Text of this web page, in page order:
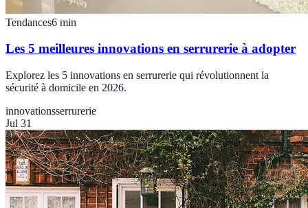
Tendances6 min
Les 5 meilleures innovations en serrurerie à adopter
Explorez les 5 innovations en serrurerie qui révolutionnent la
sécurité à domicile en 2026.
innovationsserrurerie
Jul 31